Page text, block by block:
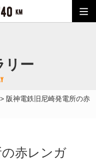
リー
> 阪神電鉄旧尼崎発電所の赤
赤レンガ